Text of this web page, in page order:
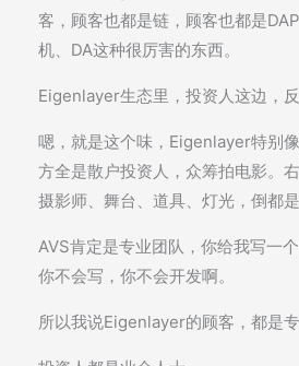
客，顾客也都是链，顾客也都是
机、DA这种很厉害的东西。
Eigenlayer生态里，投资人这边，反
嗯，就是这个味，Eigenlayer特别
方全是散户投资人，众筹拍电影。
摄影师、舞台、道具、灯光，倒都是
AVS肯定是专业团队，你给我写一
你不会写，你不会开发啊。
所以我说Eigenlayer的顾客，都是专